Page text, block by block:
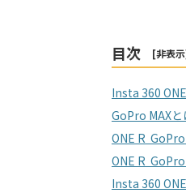
目次 [非表示
Insta 360
GoPro MAXと
ONE R
ONE R
Insta 360